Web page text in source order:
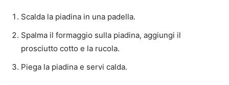
Scalda la piadina in una padella.
Spalma il formaggio sulla piadina, aggiungi il
prosciutto cotto e la rucola.
Piega la piadina e servi calda.